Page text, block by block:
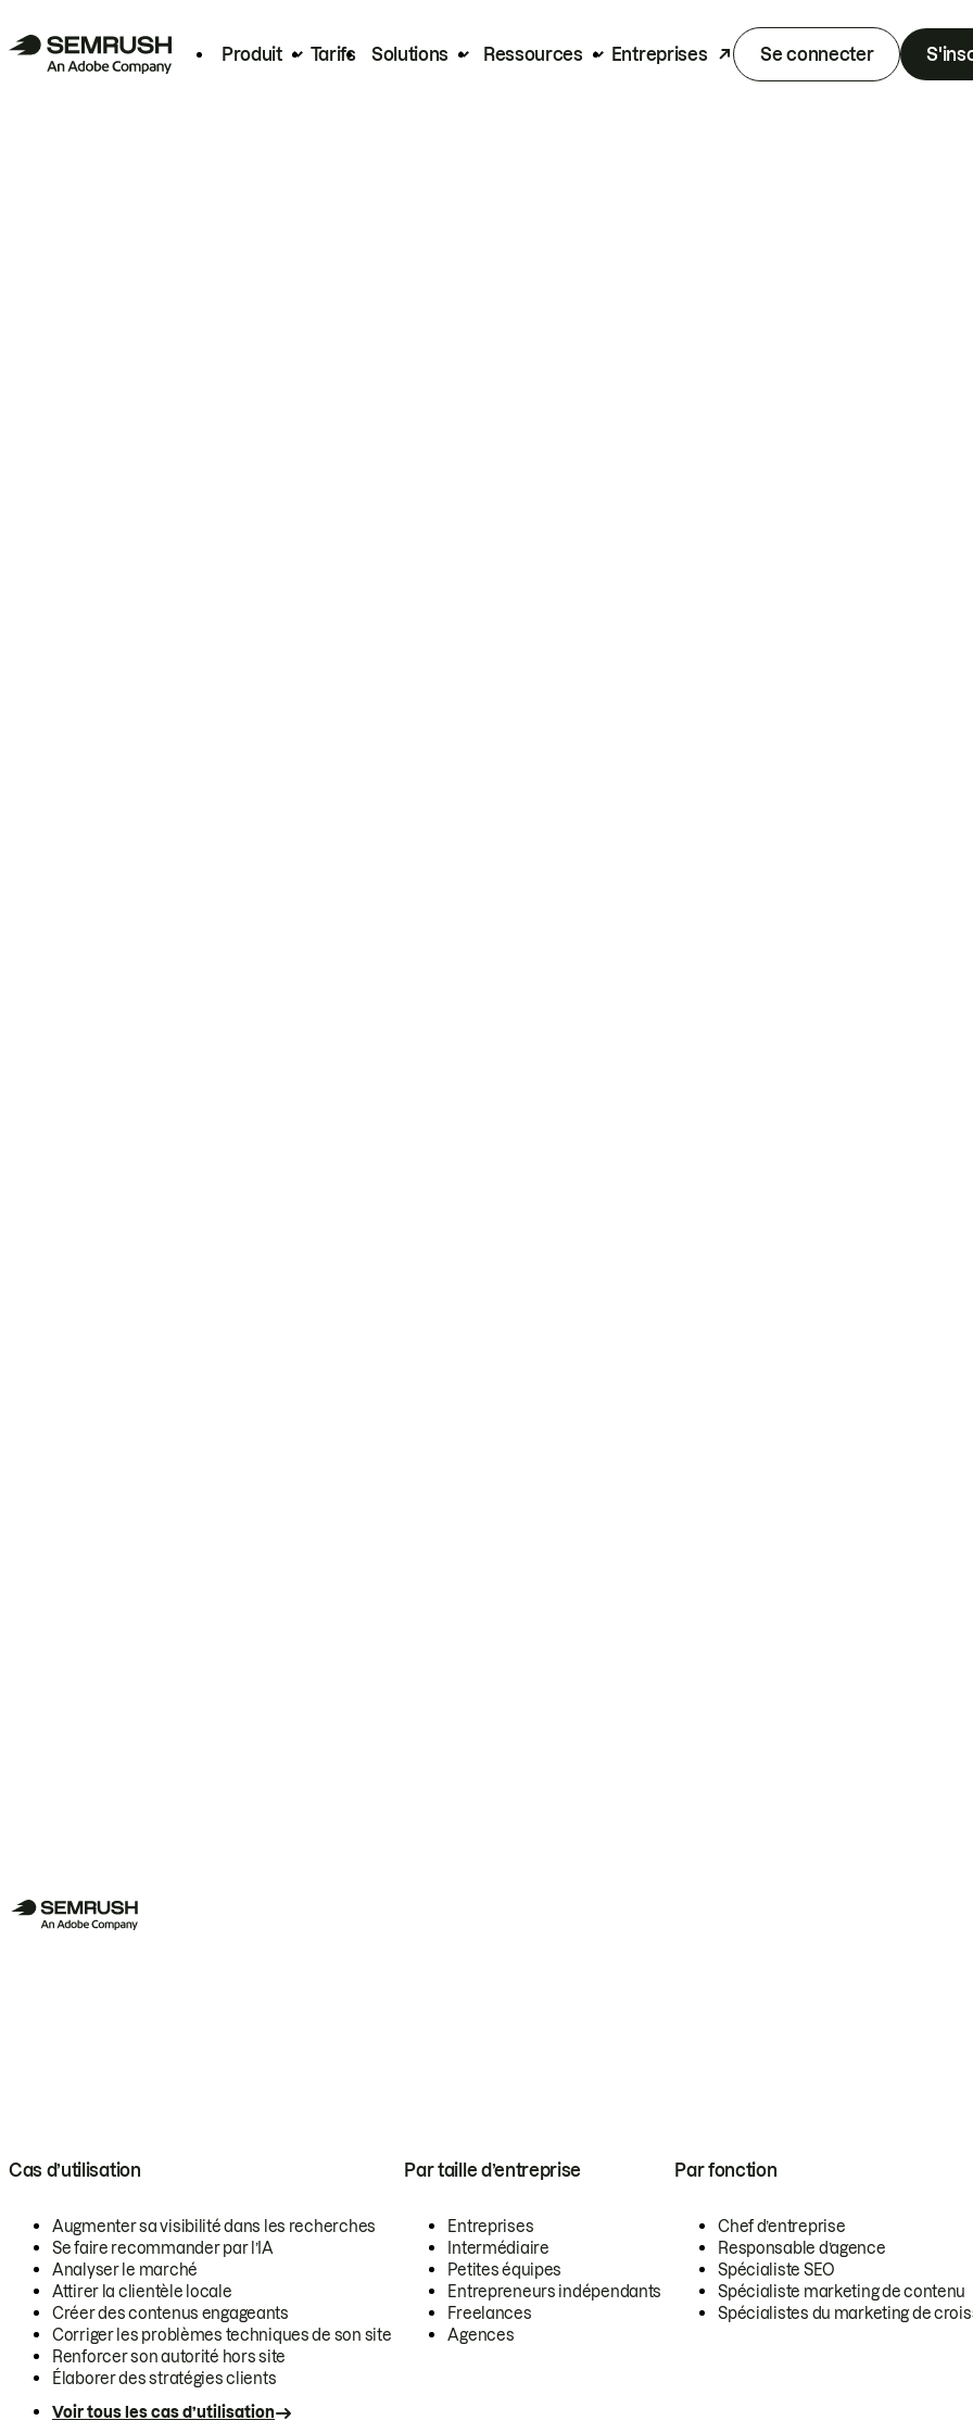
Produit Tarifs Solutions Ressources Entreprises Se connecter
Cas d’utilisation
Augmenter sa visibilité dans les recherches
Se faire recommander par l’IA
Analyser le marché
Attirer la clientèle locale
Créer des contenus engageants
Corriger les problèmes techniques de son site
Renforcer son autorité hors site
Élaborer des stratégies clients
Voir tous les cas d’utilisation
Par taille d’entreprise
Entreprises
Intermédiaire
Petites équipes
Entrepreneurs indépendants
Freelances
Agences
Par fonction
Chef d’entreprise
Responsable d’agence
Spécialiste SEO
Spécialiste marketing de contenu
Spécialistes du marketing de